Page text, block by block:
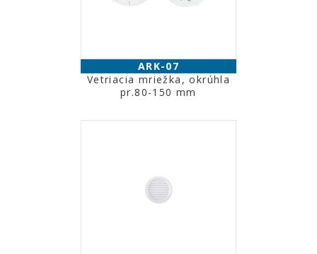
ARK-07
Vetriacia mriežka, okrúhla
pr.80-150 mm